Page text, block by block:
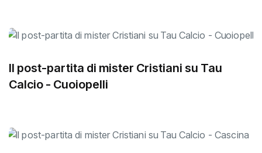
Il post-partita di mister Cristiani su Tau
Calcio - Cuoiopelli